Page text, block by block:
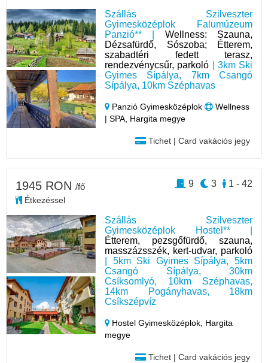
Szállás Szilveszter
Gyimesközéplok Falumúzeum
Panzió** | Wellness: Szauna,
Dézsafürdő, Sószoba; Étterem,
szabadtéri fedett terasz,
rendezvénycsűr, parkoló | 3km Ski
Gyimes Sípálya, 7km Csangó
Sípálya, 10km Széphavas
Panzió Gyimesközéplok
Wellness
| SPA, Hargita megye
Tichet | Card vakációs jegy
Szállás Szilveszter
Gyimesközéplok Hostel** |
Étterem, pezsgőfürdő, szauna,
masszázsszék, kert-udvar, parkoló
| 5km Ski Gyimes Sípálya, 5km
Csangó Sípálya, 30km
Csíksomlyó, 10km Széphavas,
14km Pogányhavas, 18km
Csíkszépvíz
Hostel Gyimesközéplok, Hargita
megye
Tichet | Card vakációs jegy
1945 RON /fő
Étkezéssel
1 - 42
3
9